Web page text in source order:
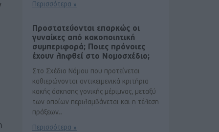
Περισσότερα »
Προστατεύονται επαρκώς οι
γυναίκες από κακοποιητική
συμπεριφορά; Ποιες πρόνοιες
έχουν ληφθεί στο Νομοσχέδιο;
Στο Σχέδιο Νόμου που προτείνεται
καθιερώνονται αντικειμενικά κριτήρια
κακής άσκησης γονικής μέριμνας, μεταξύ
των οποίων περιλαμβάνεται και η τέλεση
πράξεων..
Περισσότερα »